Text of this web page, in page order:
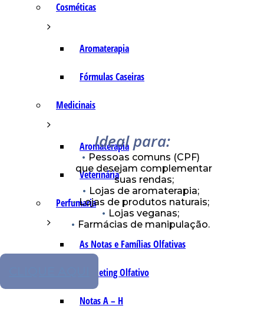
Cosméticas
Aromaterapia
Fórmulas Caseiras
Medicinais
Aromaterapia
Veterinária
Perfumaria
As Notas e Famílias Olfativas
Marketing Olfativo
Notas A – H
Ideal para:
Pessoas comuns (CPF)
que desejam complementar
suas rendas;
Lojas de aromaterapia;
Lojas de produtos naturais;
Lojas veganas;
Farmácias de manipulação.